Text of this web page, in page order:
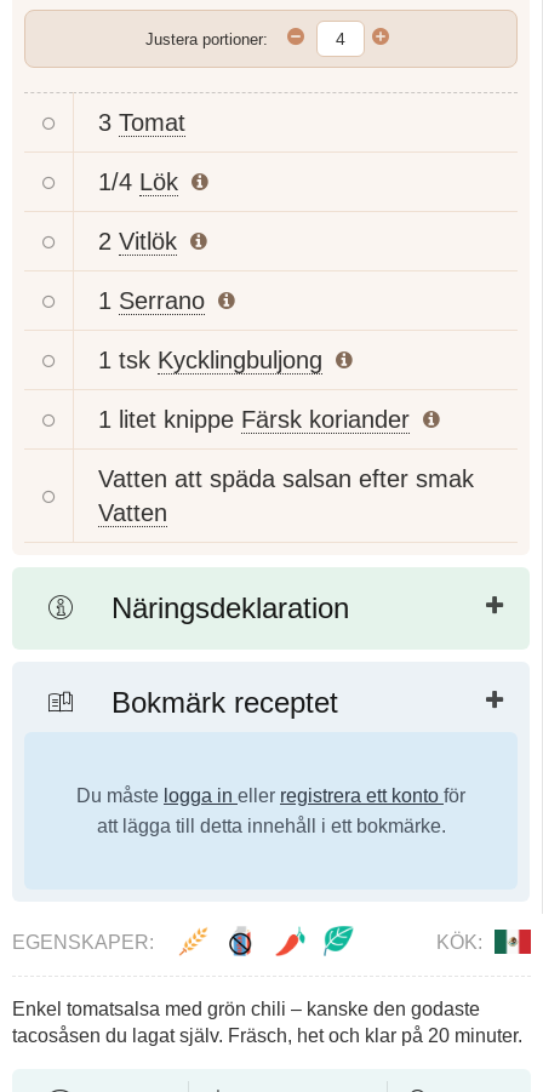
Justera portioner:
3 Tomat
1/4 Lök
2 Vitlök
1 Serrano
1 tsk Kycklingbuljong
1 litet knippe Färsk koriander
Vatten att späda salsan efter smak
Vatten
Näringsdeklaration
Bokmärk receptet
Du måste logga in eller registrera ett konto för
att lägga till detta innehåll i ett bokmärke.
EGENSKAPER: KÖK:
Enkel tomatsalsa med grön chili – kanske den godaste
tacosåsen du lagat själv. Fräsch, het och klar på 20 minuter.